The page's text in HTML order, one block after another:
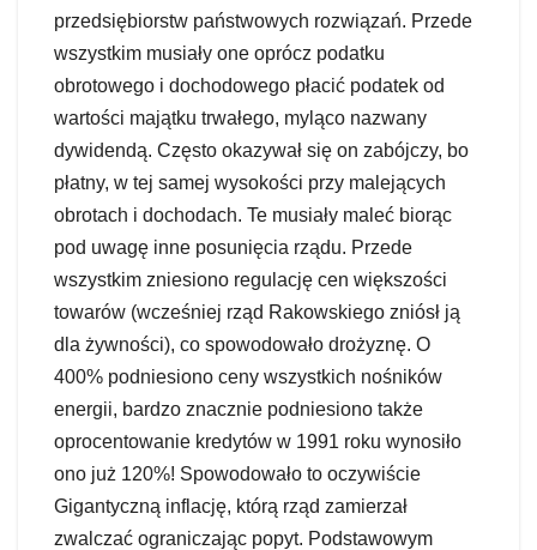
przedsiębiorstw państwowych rozwiązań. Przede
wszystkim musiały one oprócz podatku
obrotowego i dochodowego płacić podatek od
wartości majątku trwałego, myląco nazwany
dywidendą. Często okazywał się on zabójczy, bo
płatny, w tej samej wysokości przy malejących
obrotach i dochodach. Te musiały maleć biorąc
pod uwagę inne posunięcia rządu. Przede
wszystkim zniesiono regulację cen większości
towarów (wcześniej rząd Rakowskiego zniósł ją
dla żywności), co spowodowało drożyznę. O
400% podniesiono ceny wszystkich nośników
energii, bardzo znacznie podniesiono także
oprocentowanie kredytów w 1991 roku wynosiło
ono już 120%! Spowodowało to oczywiście
Gigantyczną inflację, którą rząd zamierzał
zwalczać ograniczając popyt. Podstawowym